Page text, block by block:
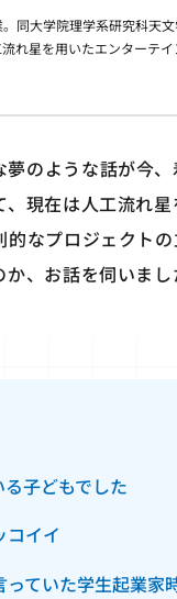
同大学院理学系研究科天
れ星を用いたエンターテ
のような話が今
現在は人工流れ
なプロジェクト
、お話を伺いまし
る子どもでした
コイイ
ていた学生起業家